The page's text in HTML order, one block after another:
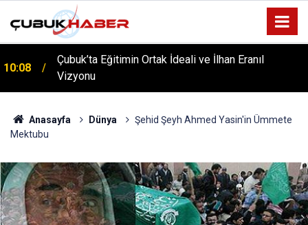
12:06
ÇUBUK’TA ‘YAZA MERHABA’ COŞKUSU: Kursiyerler
Gönüllerince Eğlendi!
Anasayfa Dünya
Şehid Şeyh Ahmed Yasin'in Ümmete
Mektubu